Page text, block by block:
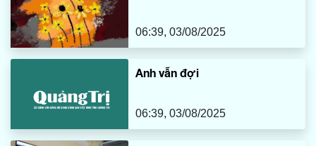
06:39, 03/08/2025
Anh vẫn đợi
06:39, 03/08/2025